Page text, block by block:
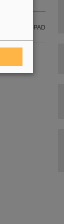
Gruppe PER-PAD